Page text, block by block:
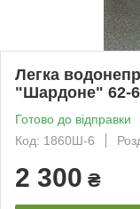
Легка
"Шардоне" 62-
Готово до відправки
Код: 1860Ш-6
2 300 ₴